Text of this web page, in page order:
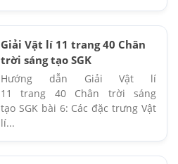
Giải Vật lí 11 trang 40 Chân
trời sáng tạo SGK
Hướng dẫn Giải Vật lí
11 trang 40 Chân trời sáng
tạo SGK bài 6: Các đặc trưng Vật
lí...